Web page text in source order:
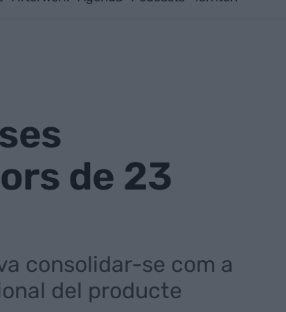
de 23
consolidar-se com a
del producte